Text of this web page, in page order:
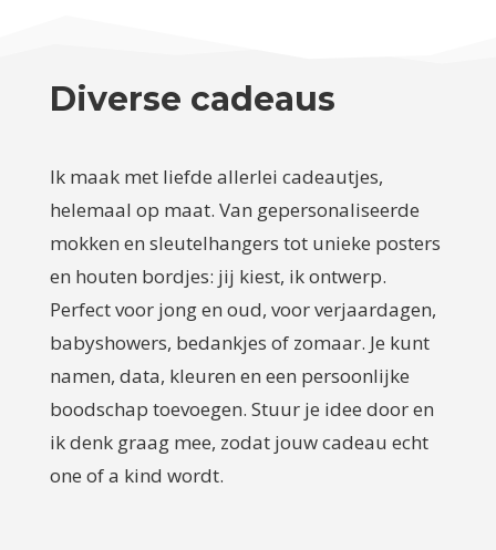
Diverse cadeaus
Ik maak met liefde allerlei cadeautjes,
helemaal op maat. Van gepersonaliseerde
mokken en sleutelhangers tot unieke posters
en houten bordjes: jij kiest, ik ontwerp.
Perfect voor jong en oud, voor verjaardagen,
babyshowers, bedankjes of zomaar. Je kunt
namen, data, kleuren en een persoonlijke
boodschap toevoegen. Stuur je idee door en
ik denk graag mee, zodat jouw cadeau echt
one of a kind wordt.